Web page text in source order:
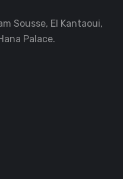
Sousse, El Kantaoui,
Palace.